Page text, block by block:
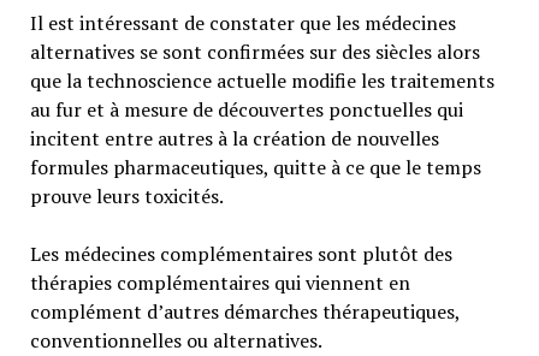
Il est intéressant de constater que les médecines
alternatives se sont confirmées sur des siècles alors
que la technoscience actuelle modifie les traitements
au fur et à mesure de découvertes ponctuelles qui
incitent entre autres à la création de nouvelles
formules pharmaceutiques, quitte à ce que le temps
prouve leurs toxicités.
Les médecines complémentaires sont plutôt des
thérapies complémentaires qui viennent en
complément d’autres démarches thérapeutiques,
conventionnelles ou alternatives.